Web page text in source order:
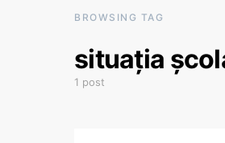
BROWSING TAG
situația
1 post